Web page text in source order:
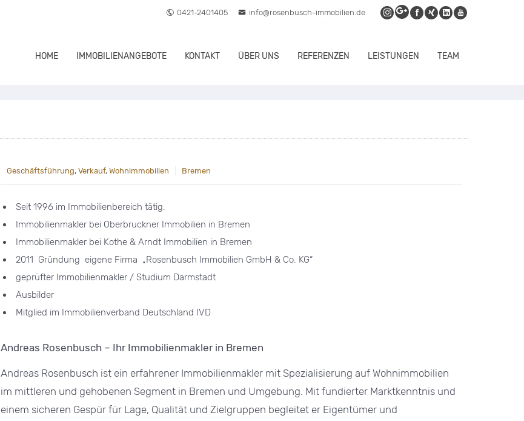
0421-2401405 info@rosenbusch-immobilien.de
HOME IMMOBILIENANGEBOTE KONTAKT ÜBER UNS REFERENZEN LEISTUNGEN TEAM
Geschäftsführung, Verkauf, Wohnimmobilien Bremen
Seit 1996 im Immobilienbereich tätig.
Immobilienmakler bei Oberbruckner Immobilien in Bremen
Immobilienmakler bei Kothe & Arndt Immobilien in Bremen
2011 Gründung eigene Firma „Rosenbusch Immobilien GmbH & Co. KG“
geprüfter Immobilienmakler / Studium Darmstadt
Ausbilder
Mitglied im Immobilienverband Deutschland IVD
Andreas Rosenbusch – Ihr Immobilienmakler in Bremen
Andreas Rosenbusch ist ein erfahrener Immobilienmakler mit Spezialisierung auf Wohnimmobilien
im mittleren und gehobenen Segment in Bremen und Umgebung. Mit fundierter Marktkenntnis und
einem sicheren Gespür für Lage, Qualität und Zielgruppen begleitet er Eigentümer und